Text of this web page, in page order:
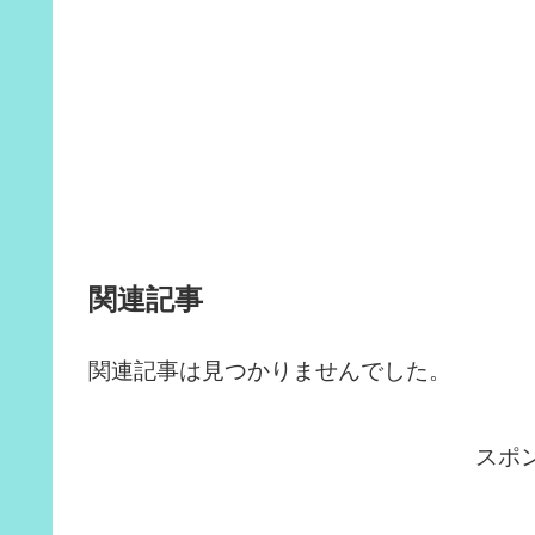
関連記事
関連記事は見つかりませんでした。
スポ